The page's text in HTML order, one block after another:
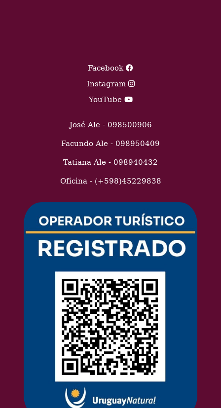
Facebook
Instagram
YouTube
José Ale - 098500906
Facundo Ale - 098950409
Tatiana Ale - 098940432
Oficina - (+598)45229838